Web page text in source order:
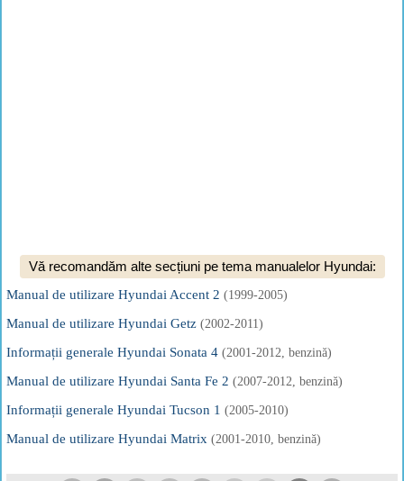
Vă recomandăm alte secțiuni pe tema manualelor Hyundai:
Manual de utilizare Hyundai Accent 2 (1999-2005)
Manual de utilizare Hyundai Getz (2002-2011)
Informații generale Hyundai Sonata 4 (2001-2012, benzină)
Manual de utilizare Hyundai Santa Fe 2 (2007-2012, benzină)
Informații generale Hyundai Tucson 1 (2005-2010)
Manual de utilizare Hyundai Matrix (2001-2010, benzină)